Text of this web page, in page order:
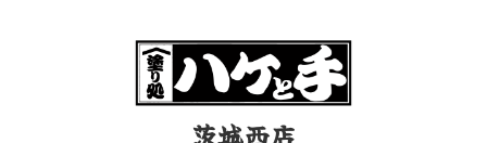
茨城西店